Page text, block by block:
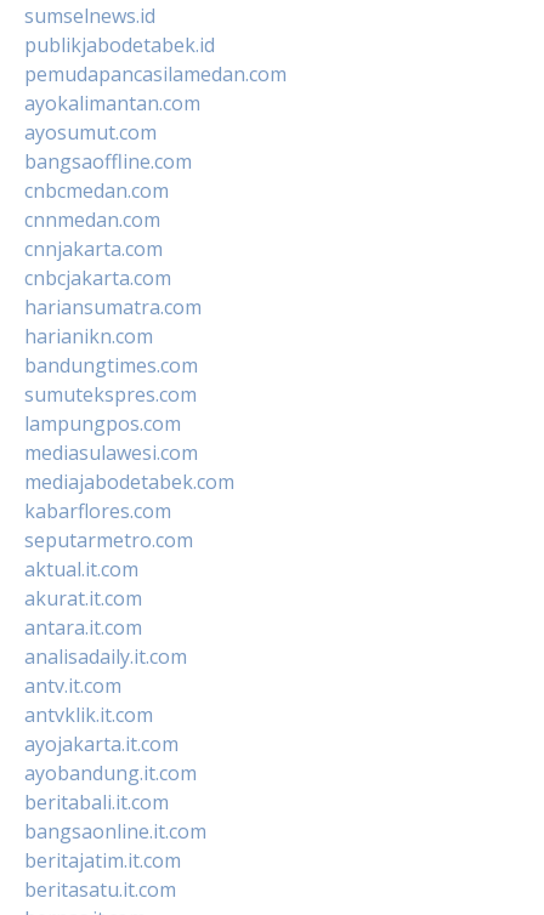
sumselnews.id
publikjabodetabek.id
pemudapancasilamedan.com
ayokalimantan.com
ayosumut.com
bangsaoffline.com
cnbcmedan.com
cnnmedan.com
cnnjakarta.com
cnbcjakarta.com
hariansumatra.com
harianikn.com
bandungtimes.com
sumutekspres.com
lampungpos.com
mediasulawesi.com
mediajabodetabek.com
kabarflores.com
seputarmetro.com
aktual.it.com
akurat.it.com
antara.it.com
analisadaily.it.com
antv.it.com
antvklik.it.com
ayojakarta.it.com
ayobandung.it.com
beritabali.it.com
bangsaonline.it.com
beritajatim.it.com
beritasatu.it.com